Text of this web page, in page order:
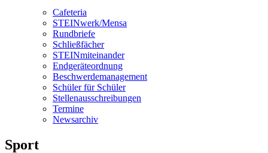
Cafeteria
STEINwerk/Mensa
Rundbriefe
Schließfächer
STEINmiteinander
Endgeräteordnung
Beschwerdemanagement
Schüler für Schüler
Stellenausschreibungen
Termine
Newsarchiv
Sport